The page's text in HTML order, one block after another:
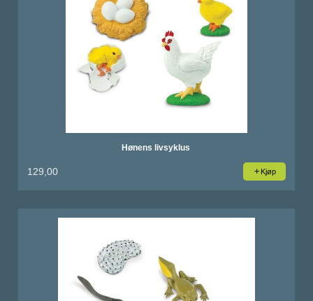
Hønens livsyklus
129,00 Kjøp